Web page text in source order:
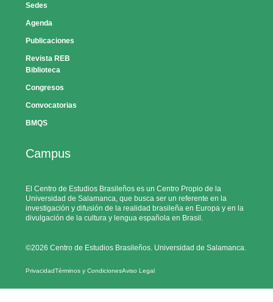
Sedes
Agenda
Publicaciones
Revista REB
Biblioteca
Congresos
Convocatorias
BMQS
Campus
El Centro de Estudios Brasileños es un Centro Propio de la
Universidad de Salamanca, que busca ser un referente en la
investigación y difusión de la realidad brasileña en Europa y en la
divulgación de la cultura y lengua española en Brasil.
©2026 Centro de Estudios Brasileños. Universidad de Salamanca.
PrivacidadTérminos y CondicionesAviso Legal